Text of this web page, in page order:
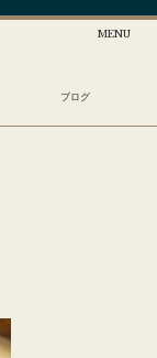
ブログ